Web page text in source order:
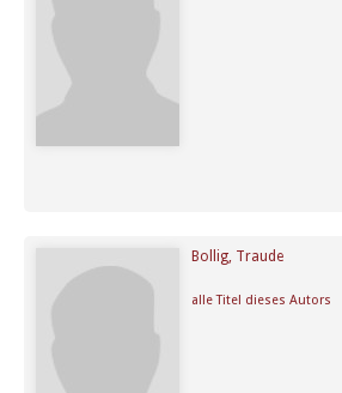
Bollig, Traude
alle Titel dieses Autors